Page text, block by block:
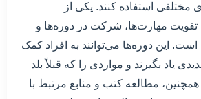
مختلفی استفاده کنند. یکی از
مهارت‌ها، شرکت در دوره‌ها و
این دوره‌ها می‌توانند به افراد کمک
یاد بگیرند و مواردی را که قبلاً بلد
همچنین، مطالعه کتب و منابع مرتبط با